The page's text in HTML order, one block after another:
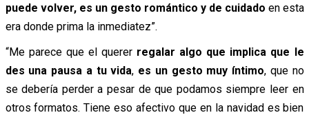
puede volver, es un gesto romántico y de cuidado en esta
era donde prima la inmediatez”.
“Me parece que el querer regalar algo que implica que le
des una pausa a tu vida, es un gesto muy íntimo, que no
se debería perder a pesar de que podamos siempre leer en
otros formatos. Tiene eso afectivo que en la navidad es bien